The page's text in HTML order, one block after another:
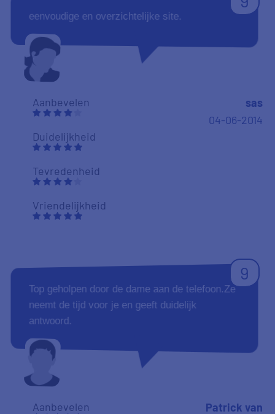
eenvoudige en overzichtelijke site.
Aanbevelen
Duidelijkheid
Tevredenheid
Vriendelijkheid
sas
04-06-2014
9
Top geholpen door de dame aan de telefoon.Ze
neemt de tijd voor je en geeft duidelijk
antwoord.
Aanbevelen Patrick van